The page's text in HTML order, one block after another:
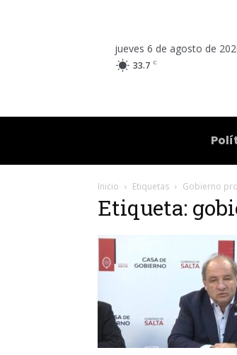
jueves 6 de agosto de
33.7 C
Inicio Etiquetas Gobierno
Etiqueta: